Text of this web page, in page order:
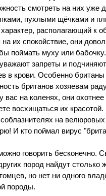
смотреть на них
пухлыми щёчками и
располагающий к
их спокойствие, они
поймать муху или
запреты и
в крови. Особенно
британов хозяевам
вас на коленях, они
восхищаться их
на
И кто поймал вирус
говорить бесконечно.
пород найдут
но нет ни одного
породы.